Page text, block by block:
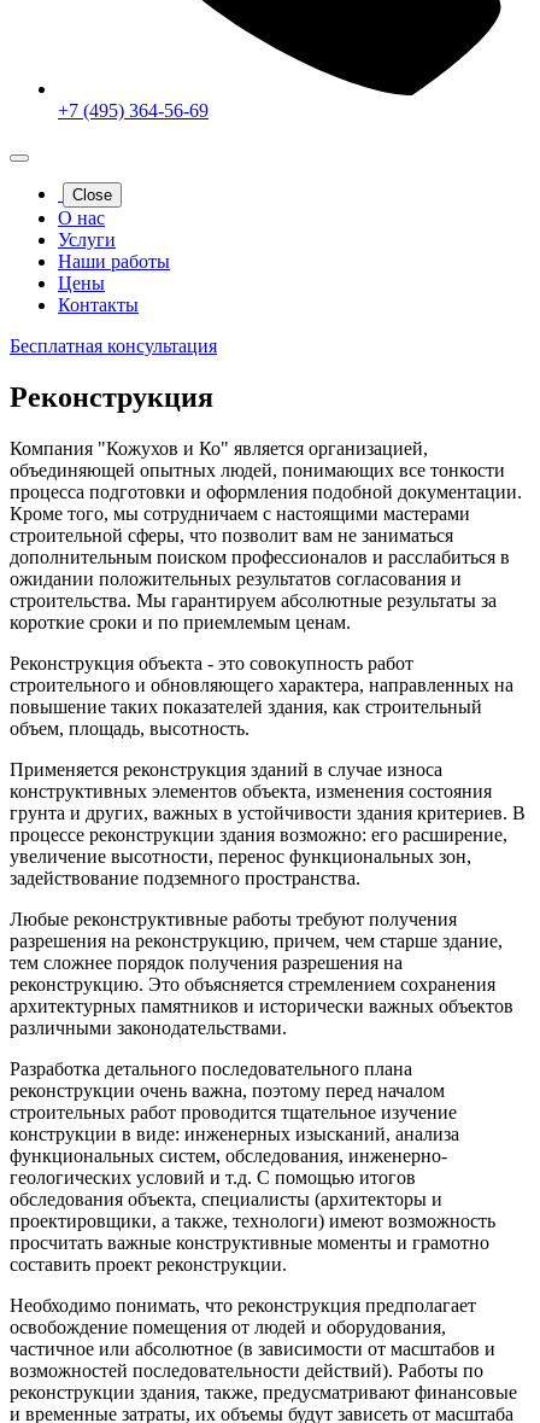
+7 (495) 364-56-69
Close
О нас
Услуги
Наши работы
Цены
Контакты
Бесплатная консультация
Реконструкция
Компания "Кожухов и Ко" является организацией,
объединяющей опытных людей, понимающих все тонкости
процесса подготовки и оформления подобной документации.
Кроме того, мы сотрудничаем с настоящими мастерами
строительной сферы, что позволит вам не заниматься
дополнительным поиском профессионалов и расслабиться в
ожидании положительных результатов согласования и
строительства. Мы гарантируем абсолютные результаты за
короткие сроки и по приемлемым ценам.
Реконструкция объекта - это совокупность работ
строительного и обновляющего характера, направленных на
повышение таких показателей здания, как строительный
объем, площадь, высотность.
Применяется реконструкция зданий в случае износа
конструктивных элементов объекта, изменения состояния
грунта и других, важных в устойчивости здания критериев. В
процессе реконструкции здания возможно: его расширение,
увеличение высотности, перенос функциональных зон,
задействование подземного пространства.
Любые реконструктивные работы требуют получения
разрешения на реконструкцию, причем, чем старше здание,
тем сложнее порядок получения разрешения на
реконструкцию. Это объясняется стремлением сохранения
архитектурных памятников и исторически важных объектов
различными законодательствами.
Разработка детального последовательного плана
реконструкции очень важна, поэтому перед началом
строительных работ проводится тщательное изучение
конструкции в виде: инженерных изысканий, анализа
функциональных систем, обследования, инженерно-
геологических условий и т.д. С помощью итогов
обследования объекта, специалисты (архитекторы и
проектировщики, а также, технологи) имеют возможность
просчитать важные конструктивные моменты и грамотно
составить проект реконструкции.
Необходимо понимать, что реконструкция предполагает
освобождение помещения от людей и оборудования,
частичное или абсолютное (в зависимости от масштабов и
возможностей последовательности действий). Работы по
реконструкции здания, также, предусматривают финансовые
и временные затраты, их объемы будут зависеть от масштаба